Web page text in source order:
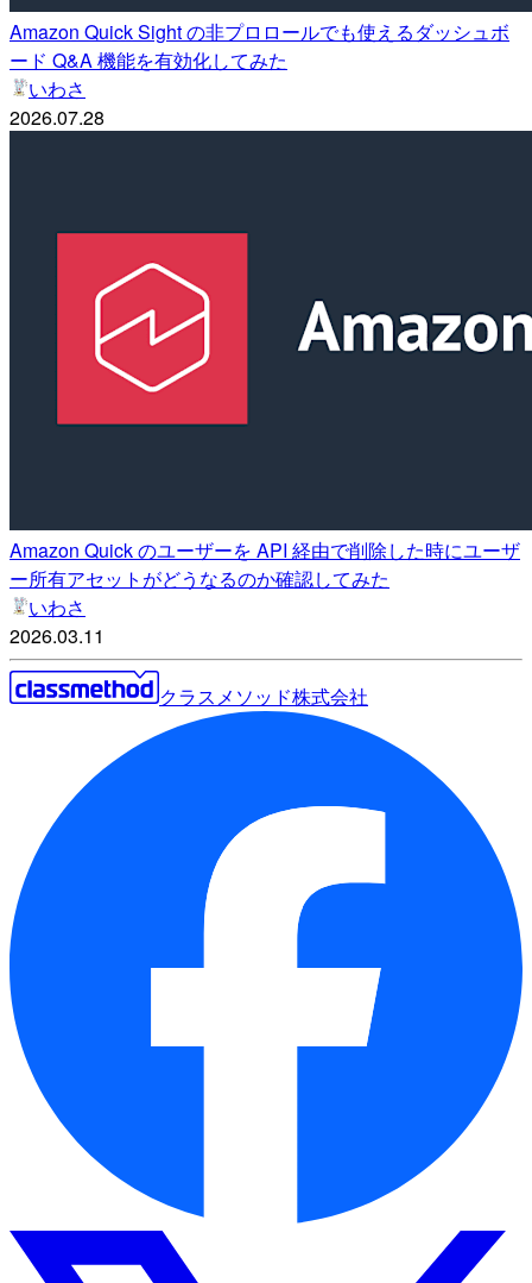
Amazon Quick Sight の非プロロールでも使えるダッシュボ
ード Q&A 機能を有効化してみた
いわさ
2026.07.28
Amazon Quick のユーザーを API 経由で削除した時にユーザ
ー所有アセットがどうなるのか確認してみた
いわさ
2026.03.11
クラスメソッド株式会社